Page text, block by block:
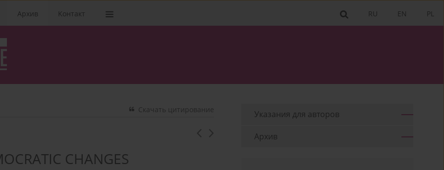
PL
EN
RU
Архив Kонтакт
Скачать цитирование
CHANGES
Указания для aвторов
Архив